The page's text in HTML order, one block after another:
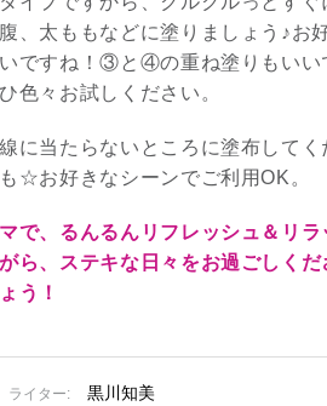
、太ももなどに塗りましょう♪お
ですね！③と④の重ね塗りもい
色々お試しください。
に当たらないところに塗布して
☆お好きなシーンでご利用OK。
で、るんるんリフレッシュ＆リラ
ら、ステキな日々をお過ごしくだ
う！
ライター: 黒川知美